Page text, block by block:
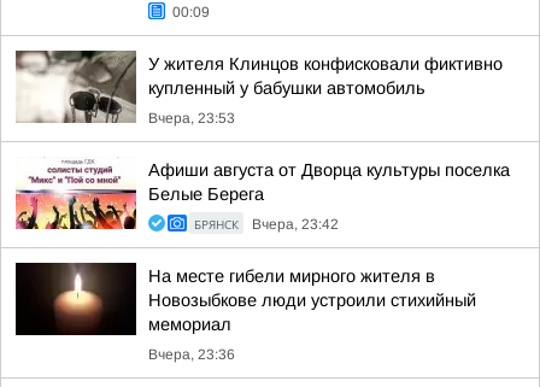
00:09
У жителя Клинцов конфисковали фиктивно
купленный у бабушки автомобиль
Вчера, 23:53
Афиши августа от Дворца культуры поселка
Белые Берега
БРЯНСК Вчера, 23:42
На месте гибели мирного жителя в
Новозыбкове люди устроили стихийный
мемориал
Вчера, 23:36